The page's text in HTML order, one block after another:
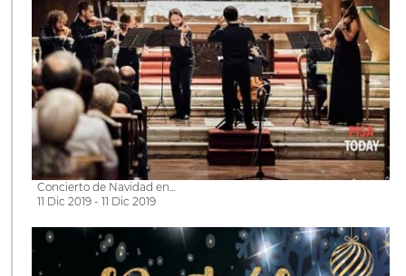
Concierto de Navidad en...
11 Dic 2019 - 11 Dic 2019